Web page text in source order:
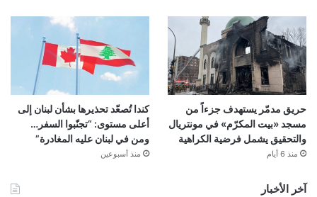
حريق مدمّر يستهدف جزءاً من
مسجد «بيت المكرّم» في مونتريال
والتحقيق يشمل فرضية الكراهية
منذ 6 أيام
كندا تُصعّد تحذيرها بشأن لبنان إلى
أعلى مستوى: “تجنّبوا السفر…
ومن في لبنان عليه المغادرة”
منذ أسبوعين
آخر الأخبار